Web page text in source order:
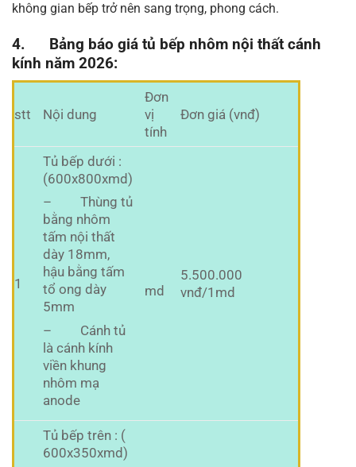
không gian bếp trở nên sang trọng, phong cách.
4. Bảng báo giá tủ bếp nhôm nội thất cánh
kính năm 2026:
stt Nội dung
Đơn
vị
tính
Đơn giá (vnđ)
1
Tủ bếp dưới :
(600x800xmd)
– Thùng tủ
bằng nhôm
tấm nội thất
dày 18mm,
hậu bằng tấm
tổ ong dày
5mm
– Cánh tủ
là cánh kính
viền khung
nhôm mạ
anode
md
5.500.000
vnđ/1md
Tủ bếp trên : (
600x350xmd)